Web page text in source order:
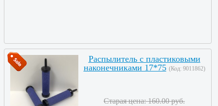
Распылитель с пластиковыми
наконечниками 17*75 (Код: 9011862)
Старая цена:160.00 руб.